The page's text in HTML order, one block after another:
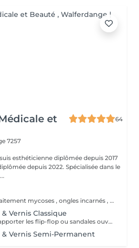
et
64
7257
esthéticienne diplômée depuis 2017
depuis 2022. Spécialisée dans le
Pédicure médicale : Traitement mycoses , ongles incarnés , corrections des ongles en plicature , ongles en tuile de provence , en volute, durillons, cors ,callosités, crevasses, pied d'athlète et tous les affections. Le prix varie en fonction du problème.
Vernis Classique
Chers clients, veuillez apporter les flip-flop ou sandales ouvertes pour pose de verniz classique.
Vernis Semi-Permanent